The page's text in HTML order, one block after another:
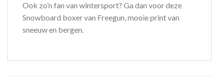
Ook zo’n fan van wintersport? Ga dan voor deze
Snowboard boxer van Freegun, mooie print van
sneeuw en bergen.